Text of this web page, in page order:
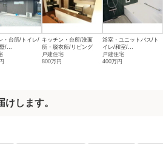
・台所/トイレ/
/...
キッチン・台所/洗面
所・脱衣所/リビング
戸建住宅
800万円
浴室・ユニットバス/ト
イレ/和室/...
戸建住宅
400万円
します。